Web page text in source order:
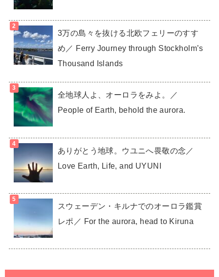
3万の島々を抜ける北欧フェリーのすす
め／ Ferry Journey through Stockholm’s
Thousand Islands
全地球人よ、オーロラをみよ。／
People of Earth, behold the aurora.
ありがとう地球。ウユニへ畏敬の念／
Love Earth, Life, and UYUNI
スウェーデン・キルナでのオーロラ鑑賞
レポ／ For the aurora, head to Kiruna